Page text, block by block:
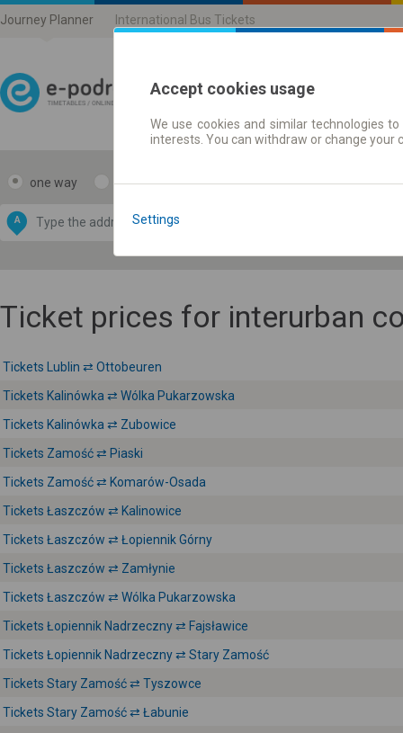
Journey Planner International Bus Tickets
Journey planner |
one way return
A
by
OpenStreetMap
Ticket prices for interurban
Tickets Lublin ⇄ Ottobeuren
Tickets Kalinówka ⇄ Wólka Pukarzowska
Tickets Kalinówka ⇄ Zubowice
Tickets Zamość ⇄ Piaski
Tickets Zamość ⇄ Komarów-Osada
Tickets Łaszczów ⇄ Kalinowice
Tickets Łaszczów ⇄ Łopiennik Górny
Tickets Łaszczów ⇄ Zamłynie
Tickets Łaszczów ⇄ Wólka Pukarzowska
Tickets Łopiennik Nadrzeczny ⇄ Fajsławice
Tickets Łopiennik Nadrzeczny ⇄ Stary Zamość
Tickets Stary Zamość ⇄ Tyszowce
Tickets Stary Zamość ⇄ Łabunie
Accept cookies usage
We use cookies and similar technologies
interests. You can withdraw or change
Settings